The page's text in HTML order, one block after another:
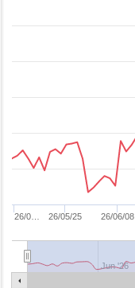
26/0… 26/05/25 26/06/08
Jun '26